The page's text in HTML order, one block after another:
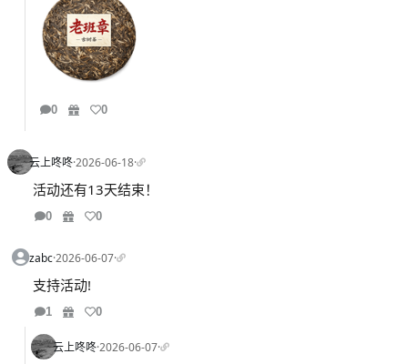
0 0
云上咚咚·2026-06-18·
活动还有13天结束！
0 0
zabc·2026-06-07·
支持活动!
1 0
云上咚咚·2026-06-07·